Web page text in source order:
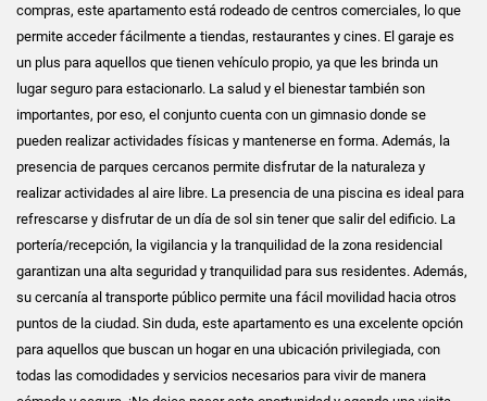
compras, este apartamento está rodeado de centros comerciales, lo que
permite acceder fácilmente a tiendas, restaurantes y cines. El garaje es
un plus para aquellos que tienen vehículo propio, ya que les brinda un
lugar seguro para estacionarlo. La salud y el bienestar también son
importantes, por eso, el conjunto cuenta con un gimnasio donde se
pueden realizar actividades físicas y mantenerse en forma. Además, la
presencia de parques cercanos permite disfrutar de la naturaleza y
realizar actividades al aire libre. La presencia de una piscina es ideal para
refrescarse y disfrutar de un día de sol sin tener que salir del edificio. La
portería/recepción, la vigilancia y la tranquilidad de la zona residencial
garantizan una alta seguridad y tranquilidad para sus residentes. Además,
su cercanía al transporte público permite una fácil movilidad hacia otros
puntos de la ciudad. Sin duda, este apartamento es una excelente opción
para aquellos que buscan un hogar en una ubicación privilegiada, con
todas las comodidades y servicios necesarios para vivir de manera